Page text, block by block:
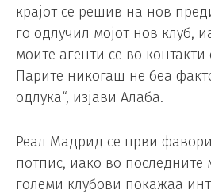
крајот се решив на нов
го одлучил мојот нов клуб,
моите агенти се во
Парите никогаш не беа
одлука“, изјави Алаба.
Реал Мадрид се први
потпис, иако во последните
големи клубови покажаа